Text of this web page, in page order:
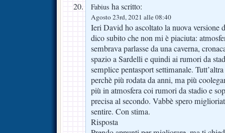
Fabius ha scritto:
Agosto 23rd, 2021 alle 08:40
Ieri David ho ascoltato la nuova versione
dico subito che non mi è piaciuta:
sembrava parlasse da una caverna,
spazio a Sardelli e quindi ai rumori da
semplice pentasport settimanale.
perchè più rodata da anni, ma più
più in atmosfera coi rumori da stadio e
precisa al secondo. Vabbè spero
sentire. Con stima.
Risposta